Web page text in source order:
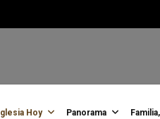
Iglesia Hoy Panorama